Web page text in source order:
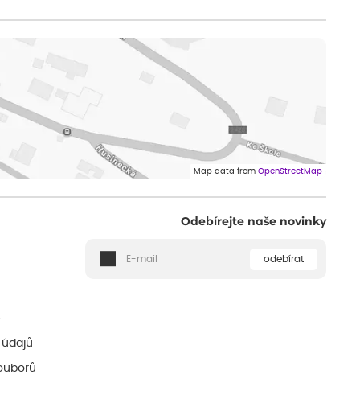
Map data from OpenStreetMap
Odebírejte naše novinky
odebírat